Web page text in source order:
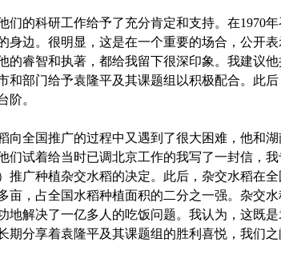
的科研工作给予了充分肯定和支持。在1970
身边。很明显，这是在一个重要的场合，公开
的睿智和执著，都给我留下很深印象。我建议
部门给予袁隆平及其课题组以积极配合。此
阶。
全国推广的过程中又遇到了很大困难，他和
们试着给当时已调北京工作的我写了一封信，
推广种植杂交水稻的决定。此后，杂交水稻在
亩，占全国水稻种植面积的二分之一强。杂交
地解决了一亿多人的吃饭问题。我认为，这既
分享着袁隆平及其课题组的胜利喜悦，我们之